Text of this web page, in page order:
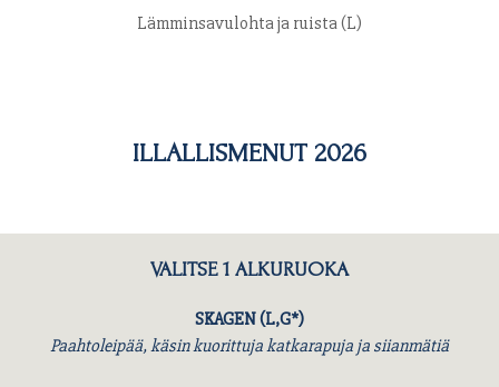
Lämminsavulohta ja ruista (L)
ILLALLISMENUT 2026
VALITSE 1 ALKURUOKA
SKAGEN (L,G*)
Paahtoleipää, käsin kuorittuja katkarapuja ja siianmätiä